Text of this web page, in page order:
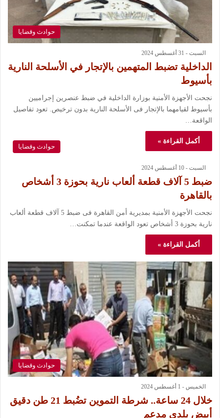
حوادث وقضايا
السبت - 31 أغسطس 2024
الداخلية تضبط المتهمين بالإتجار في الأسلحة النارية
بأسيوط
نجحت الأجهزة الأمنية بوزارة الداخلية في ضبط عنصرين إجراميين
بأسيوط لقيامهما بالإتجار فى الأسلحة النارية بدون ترخيص. تعود تفاصيل
الواقعة…
أكمل القراءة »
حوادث وقضايا
السبت - 10 أغسطس 2024
ضبط 5 آلاف قطعة ألعاب نارية بحوزة 3 أشخاص
بالقاهرة
نجحت الأجهزة الأمنية بمديرية أمن القاهرة فى ضبط 5 آلاف قطعة ألعاب
نارية بحوزة 3 أشخاص تعود الواقعة عندما تمكنت…
أكمل القراءة »
حوادث وقضايا
الخميس - 1 أغسطس 2024
خلال 24 ساعة.. شرطة التموين تضُبط 21 طن دقيق
أبيض بلدي مدعم